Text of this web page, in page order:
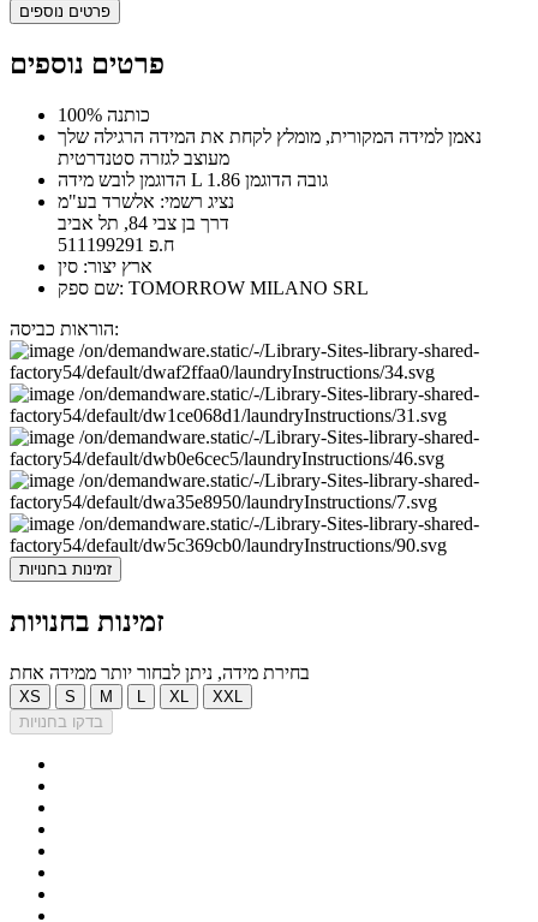
פרטים נוספים
פרטים נוספים
100% כותנה
נאמן למידה המקורית, מומלץ לקחת את המידה הרגילה שלך
מעוצב לגזרה סטנדרטית
הדוגמן לובש מידה L גובה הדוגמן 1.86
נציג רשמי: אלשרד בע"מ
דרך בן צבי 84, תל אביב
ח.פ 511199291
ארץ יצור: סין
שם ספק: TOMORROW MILANO SRL
הוראות כביסה:
זמינות בחנויות
זמינות בחנויות
בחירת מידה, ניתן לבחור יותר ממידה אחת
XS S M XL
XXL
בדקו בחנויות